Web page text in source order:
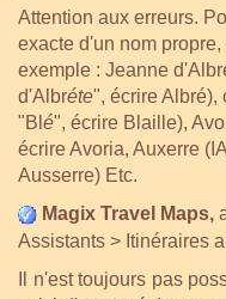
Attention aux erreurs.
exacte d'un nom
exemple : Jeanne
d'Albréte", écrire Albré),
"Bl é", écrire Blaille),
écrire Avoria, Auxerre
Ausserre) Etc.
Magix Travel Maps,
Assistants > Itinéraires
Il n'est toujours pas